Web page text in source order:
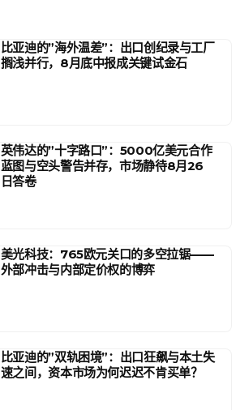
比亚迪的”海外温差”：出口创纪录与工厂
搁浅并行，8月底中报成关键试金石
英伟达的”十字路口”：5000亿美元合作
蓝图与空头警告并存，市场静待8月26
日答卷
美光科技：765欧元关口的多空拉锯——
外部冲击与内部定价权的博弈
比亚迪的”双轨困境”：出口狂飙与本土失
速之间，资本市场为何迟迟不肯买单？